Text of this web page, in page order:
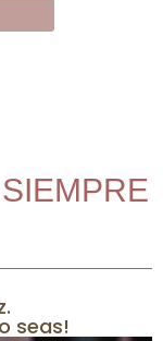
seas!